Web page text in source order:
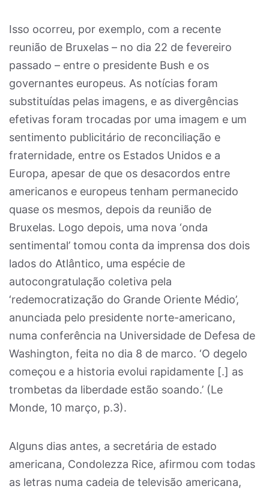
Isso ocorreu, por exemplo, com a recente
reunião de Bruxelas – no dia 22 de fevereiro
passado – entre o presidente Bush e os
governantes europeus. As notícias foram
substituídas pelas imagens, e as divergências
efetivas foram trocadas por uma imagem e um
sentimento publicitário de reconciliação e
fraternidade, entre os Estados Unidos e a
Europa, apesar de que os desacordos entre
americanos e europeus tenham permanecido
quase os mesmos, depois da reunião de
Bruxelas. Logo depois, uma nova ‘onda
sentimental’ tomou conta da imprensa dos dois
lados do Atlântico, uma espécie de
autocongratulação coletiva pela
‘redemocratização do Grande Oriente Médio’,
anunciada pelo presidente norte-americano,
numa conferência na Universidade de Defesa de
Washington, feita no dia 8 de marco. ‘O degelo
começou e a historia evolui rapidamente [.] as
trombetas da liberdade estão soando.’ (Le
Monde, 10 março, p.3).
Alguns dias antes, a secretária de estado
americana, Condolezza Rice, afirmou com todas
as letras numa cadeia de televisão americana,